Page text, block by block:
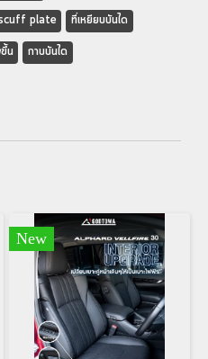
plate
ที่เหยียบบันได
น
กาบบันได
New